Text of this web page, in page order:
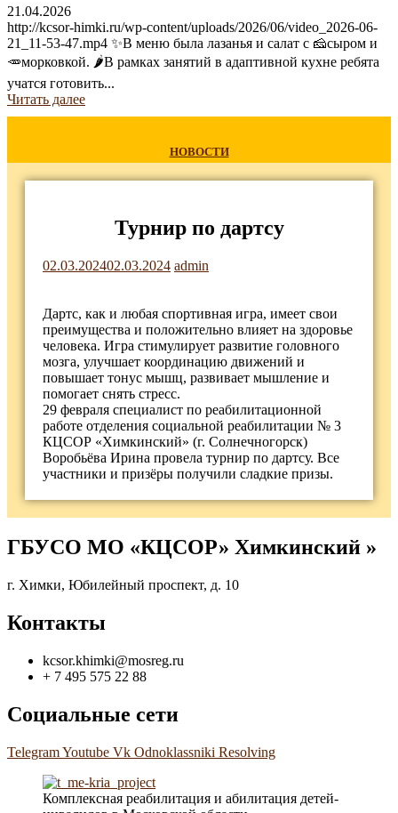
21.04.2026
http://kcsor-himki.ru/wp-content/uploads/2026/06/video_2026-06-
21_11-53-47.mp4 ✨В меню была лазанья и салат с 🧀сыром и
🥕морковкой. 🌶В рамках занятий в адаптивной кухне ребята
учатся готовить...
Читать далее
НОВОСТИ
Турнир по дартсу
02.03.202402.03.2024 admin
Дартс, как и любая спортивная игра, имеет свои
преимущества и положительно влияет на здоровье
человека. Игра стимулирует развитие головного
мозга, улучшает координацию движений и
повышает тонус мышц, развивает мышление и
помогает снять стресс.
29 февраля специалист по реабилитационной
работе отделения социальной реабилитации № 3
КЦСОР «Химкинский» (г. Солнечногорск)
Воробьёва Ирина провела турнир по дартсу. Все
участники и призёры получили сладкие призы.
ГБУСО МО «КЦСОР» Химкинский »
г. Химки, Юбилейный проспект, д. 10
Контакты
kcsor.khimki@mosreg.ru
+ 7 495 575 22 88
Социальные сети
TelegramYoutube Vk Odnoklassniki Resolving
Комплексная реабилитация и абилитация детей-